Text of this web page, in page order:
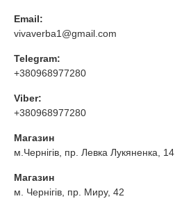
Email:
vivaverba1@gmail.com
Telegram:
+380968977280
Viber:
+380968977280
Магазин
м.Чернігів, пр. Левка Лукяненка, 14
Магазин
м. Чернігів, пр. Миру, 42